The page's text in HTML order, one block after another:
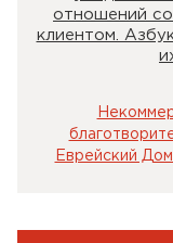
отношений
клиентом.
Еврейский